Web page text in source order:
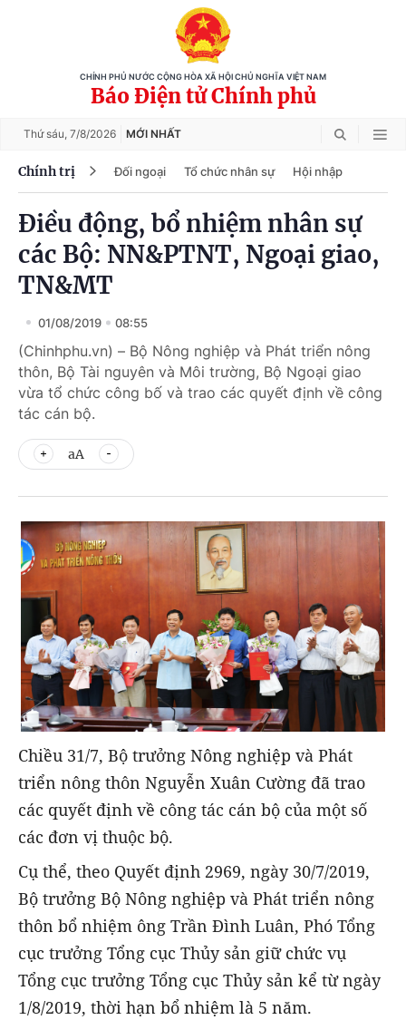
CHÍNH PHỦ NƯỚC CỘNG HÒA XÃ HỘI CHỦ NGHĨA VIỆT NAM
Báo Điện tử Chính phủ
Thứ sáu, 7/8/2026 MỚI NHẤT
Chính trị Đối ngoại Tổ chức nhân sự Hội nhập
Điều động, bổ nhiệm nhân sự
các Bộ: NN&PTNT, Ngoại giao,
TN&MT
01/08/2019 08:55
(Chinhphu.vn) – Bộ Nông nghiệp và Phát triển nông
thôn, Bộ Tài nguyên và Môi trường, Bộ Ngoại giao
vừa tổ chức công bố và trao các quyết định về công
tác cán bộ.
aA
Chiều 31/7, Bộ trưởng Nông nghiệp và Phát
triển nông thôn Nguyễn Xuân Cường đã trao
các quyết định về công tác cán bộ của một số
các đơn vị thuộc bộ.
Cụ thể, theo Quyết định 2969, ngày 30/7/2019,
Bộ trưởng Bộ Nông nghiệp và Phát triển nông
thôn bổ nhiệm ông Trần Đình Luân, Phó Tổng
cục trưởng Tổng cục Thủy sản giữ chức vụ
Tổng cục trưởng Tổng cục Thủy sản kể từ ngày
1/8/2019, thời hạn bổ nhiệm là 5 năm.